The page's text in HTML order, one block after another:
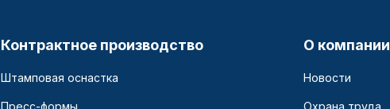
Контрактное производство
Штамповая оснастка
Пресс-формы
О компании
Новости
Охрана труда